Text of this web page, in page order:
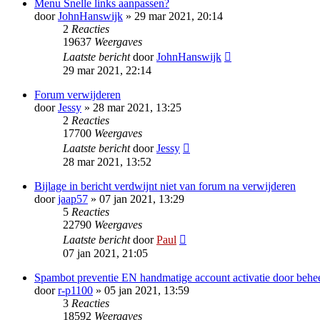
Menu Snelle links aanpassen?
doorJohnHanswijk » 29 mar 2021, 20:14
2 Reacties
19637 Weergaves
Laatste berichtdoorJohnHanswijk
29 mar 2021, 22:14
Forum verwijderen
doorJessy » 28 mar 2021, 13:25
2 Reacties
17700 Weergaves
Laatste berichtdoorJessy
28 mar 2021, 13:52
Bijlage in bericht verdwijnt niet van forum na verwijderen
doorjaap57 » 07 jan 2021, 13:29
5 Reacties
22790 Weergaves
Laatste berichtdoorPaul
07 jan 2021, 21:05
Spambot preventie EN handmatige account activatie door
doorr-p1100 » 05 jan 2021, 13:59
3 Reacties
18592 Weergaves